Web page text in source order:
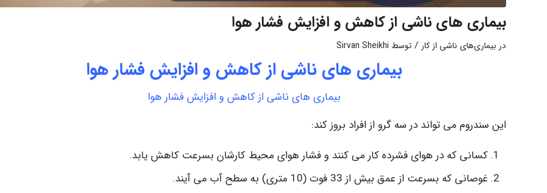
بیماری های ناشی از کاهش و افزایش فشار هوا
در بیماری‌های ناشی از کار / توسط Sirvan Sheikhi
بیماری های ناشی از کاهش و افزایش فشار هوا
بیماری های ناشی از کاهش و افزایش فشار هوا
این سندروم می تواند در سه گرو از افراد بروز کند:
کسانی که در هوای فشرده کار می کنند و فشار هوای محیط کارشان بسرعت کاهش یابد.
غوصانی که بسرعت از عمق بیش از 33 فوت (10 متری) به سطح آب می آیند.